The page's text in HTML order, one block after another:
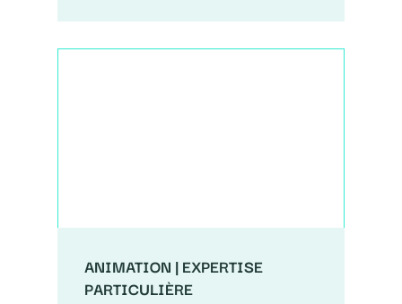
ANIMATION | EXPERTISE
PARTICULIÈRE